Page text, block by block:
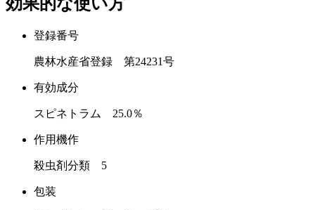
登録番号
農林水産省登録 第24231号
有効成分
スピネトラム 25.0％
作用機作
殺虫剤分類 5
包装